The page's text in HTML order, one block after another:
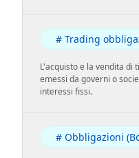
# Trading
L'acquisto e la vendita di
emessi da governi o
interessi fissi.
# Obbligazioni